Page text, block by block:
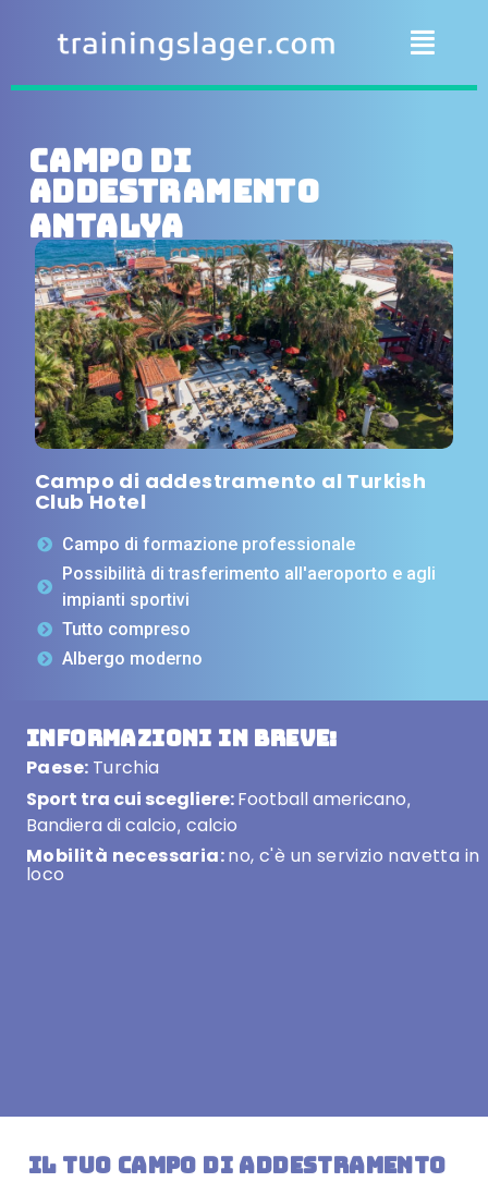
Campo di
addestramento
Antalya
Campo di addestramento al Turkish
Club Hotel
Campo di formazione professionale
Possibilità di trasferimento all'aeroporto e agli
impianti sportivi
Tutto compreso
Albergo moderno
Informazioni in breve:
Paese: Turchia
Sport tra cui scegliere:Football americano,
Bandiera di calcio, calcio
Mobilità necessaria:no, c'è un servizio navetta in
loco
Il tuo campo di addestramento